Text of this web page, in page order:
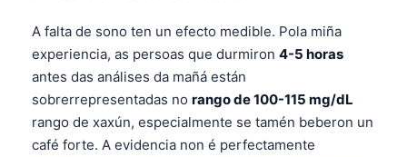
A falta de sono ten un efecto medible. Pola miña
experiencia, as persoas que durmiron 4-5 horas
antes das análises da mañá están
sobrerrepresentadas no rango de 100-115 mg/dL
rango de xaxún, especialmente se tamén beberon un
café forte. A evidencia non é perfectamente